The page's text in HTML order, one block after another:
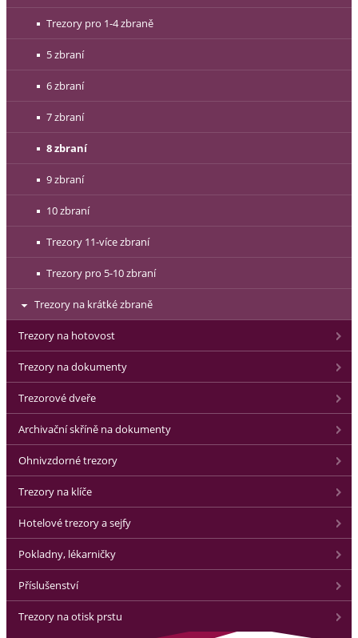
Trezory pro 1-4 zbraně
5 zbraní
6 zbraní
7 zbraní
8 zbraní
9 zbraní
10 zbraní
Trezory 11-více zbraní
Trezory pro 5-10 zbraní
Trezory na krátké zbraně
Trezory na hotovost
Trezory na dokumenty
Trezorové dveře
Archivační skříně na dokumenty
Ohnivzdorné trezory
Trezory na klíče
Hotelové trezory a sejfy
Pokladny, lékarničky
Příslušenství
Trezory na otisk prstu